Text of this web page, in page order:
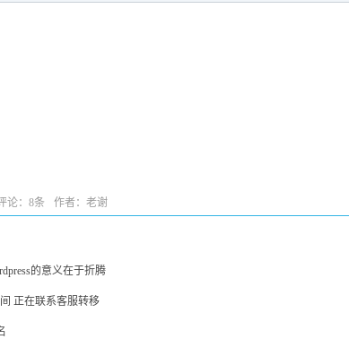
论： 8条 作者：老谢
的意义在于折腾
正在联系客服转移